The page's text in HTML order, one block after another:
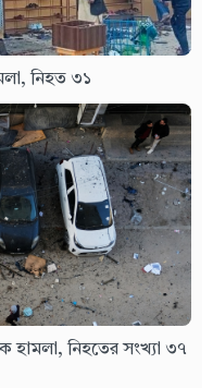
নিহত ৩১
হামলা, নিহতের সংখ্যা ৩৭